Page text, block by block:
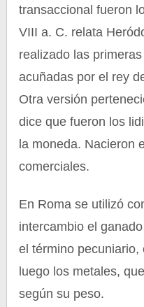
transaccional fueron
VIII a. C. relata
realizado las
acuñadas por el rey
Otra versión
dice que fueron los
la moneda. Nacieron
comerciales.
En Roma se utilizó
intercambio el
el término
luego los metales,
según su peso.